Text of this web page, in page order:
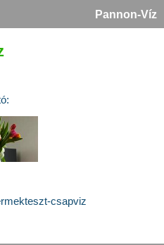
Pannon-Víz
csapviz